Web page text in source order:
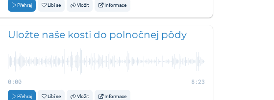
Přehraj Líbí se Vložit Informace
Uložte naše kosti do polnočnej pôdy
0:00 8:23
Přehraj Líbí se Vložit Informace